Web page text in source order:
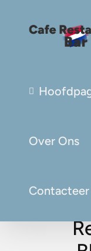
Over Ons
Contacteer